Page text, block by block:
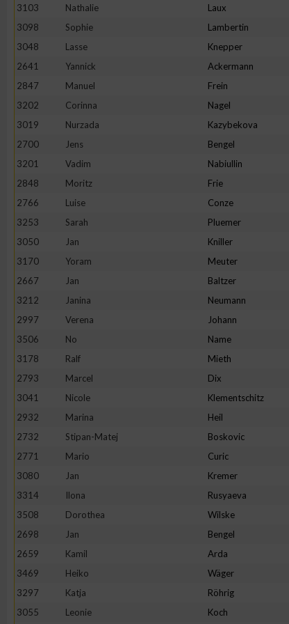
3103
Nathalie Laux
3098
Sophie Lambertin
3048
Lasse Knepper
2641
Yannick Ackermann
2847
Manuel Frein
3202
Corinna Nagel
3019
Nurzada Kazybekova
2700
Jens Bengel
3201
Vadim Nabiullin
2848
Moritz Frie
2766
Luise Conze
3253
Sarah Pluemer
3050
Jan Kniller
3170
Yoram Meuter
2667
Jan Baltzer
3212
Janina Neumann
2997
Verena Johann
3506
No Name
3178
Ralf Mieth
2793
Marcel Dix
3041
Nicole Klementschitz
2932
Marina Heil
2732
Stipan-Matej Boskovic
2771
Mario Curic
3080
Jan Kremer
3314
Ilona Rusyaeva
3508
Dorothea Wilske
2698
Jan Bengel
2659
Kamil Arda
3469
Heiko Wäger
3297
Katja Röhrig
3055
Leonie Koch
Erstellung von Profilen zur Personalisierung von Inhalten
Verwendung von Profilen zur Auswahl personalisierter
verschiedenen Quellen
Entwicklung und Verbesserung der Angebote
Verwendung reduzierter Daten zur Auswahl von Inhalten
IAB-Besonderheiten:
Verwendung genauer Standortdaten
Nicht-IAB-Verarbeitungszwecke:
Performance
Funktional
Werbung